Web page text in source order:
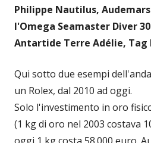
Philippe Nautilus,
l'Omega Seamaster Diver
Antartide Terre Adélie, Tag
Qui sotto due esempi
un Rolex, dal 2010 ad oggi.
Solo l'investimento in oro
(1 kg di oro nel 2003 costava